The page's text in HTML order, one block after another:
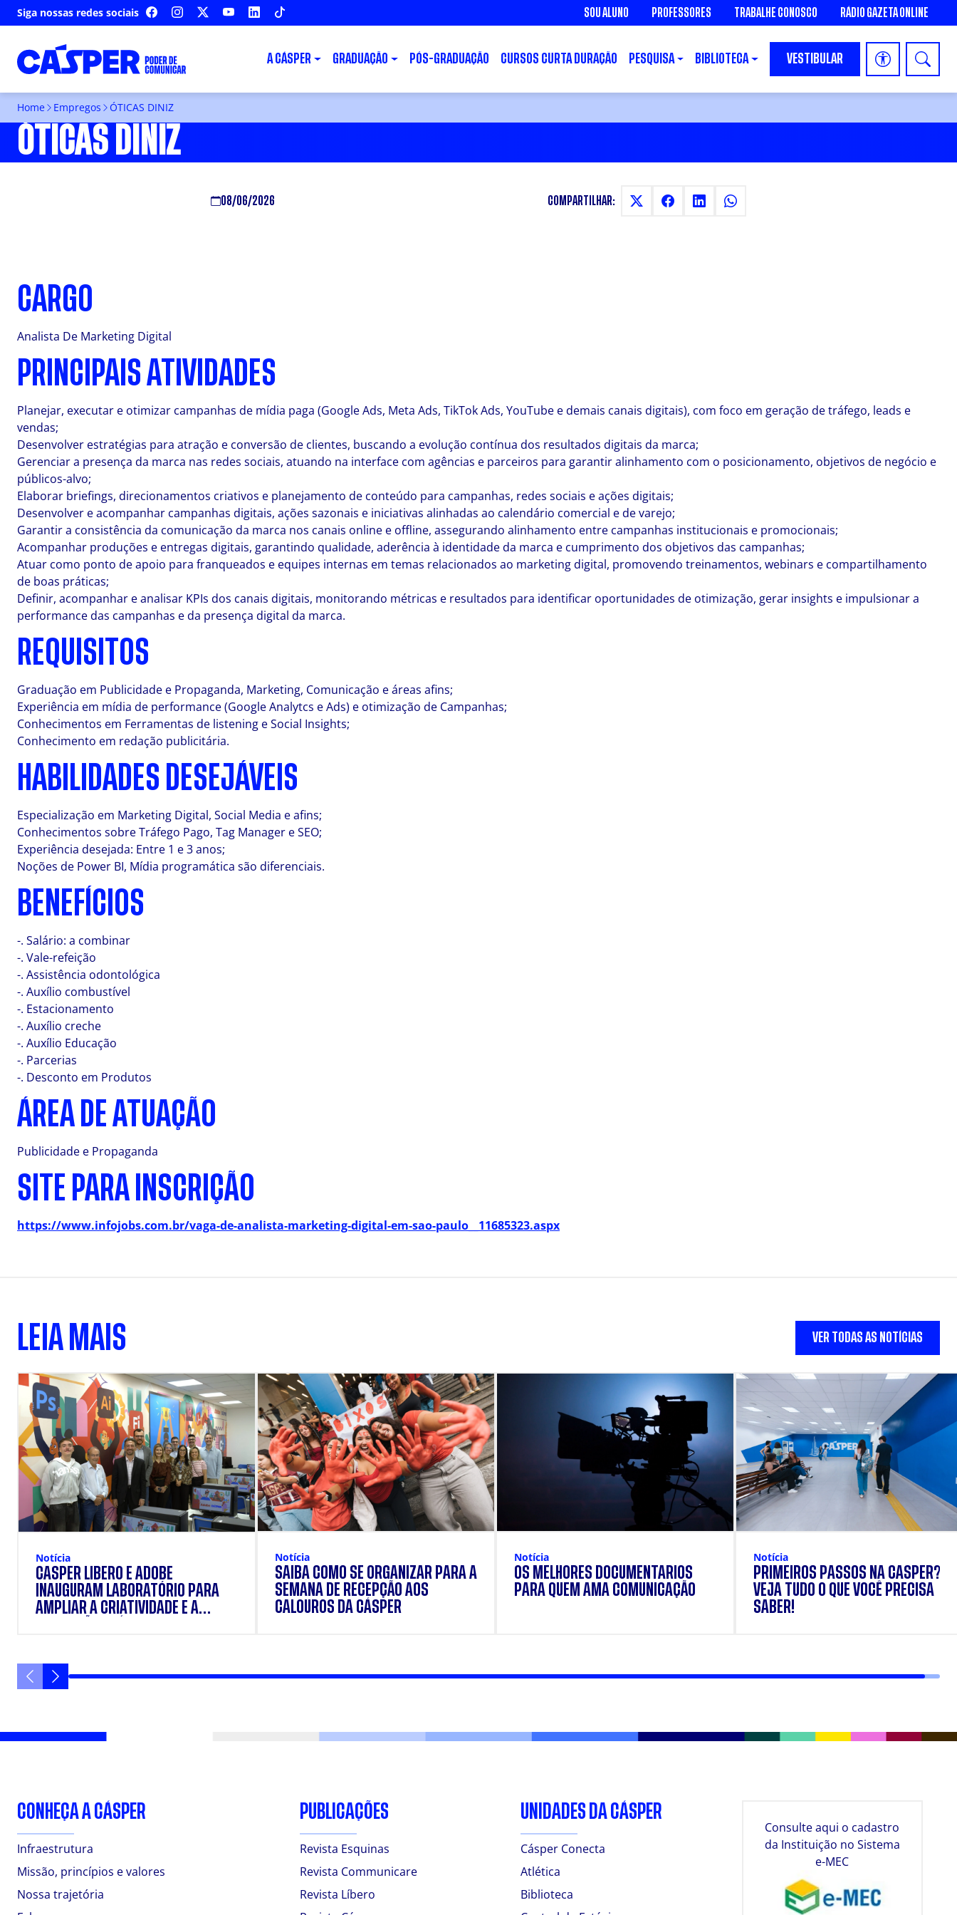
Siga nossas redes sociais FACEBOOKINSTAGRAM YOUTUBELINKEDIN SOU ALUNO PROFESSORES TRABALHE CONOSCO RÁDIO GAZETA ONLINE
A CÁSPER GRADUAÇÃO PÓS-GRADUAÇÃO CURSOS CURTA DURAÇÃO PESQUISA BIBLIOTECA VESTIBULAR
Home Empregos ÓTICAS DINIZ
ÓTICAS DINIZ
08/06/2026 COMPARTILHAR:
CARGO
Analista De Marketing Digital
PRINCIPAIS ATIVIDADES
Planejar, executar e otimizar campanhas de mídia paga (Google Ads, Meta Ads, TikTok Ads, YouTube e demais canais digitais), com foco em geração de tráfego, leads e
vendas;
Desenvolver estratégias para atração e conversão de clientes, buscando a evolução contínua dos resultados digitais da marca;
Gerenciar a presença da marca nas redes sociais, atuando na interface com agências e parceiros para garantir alinhamento com o posicionamento, objetivos de negócio e
públicos-alvo;
Elaborar briefings, direcionamentos criativos e planejamento de conteúdo para campanhas, redes sociais e ações digitais;
Desenvolver e acompanhar campanhas digitais, ações sazonais e iniciativas alinhadas ao calendário comercial e de varejo;
Garantir a consistência da comunicação da marca nos canais online e offline, assegurando alinhamento entre campanhas institucionais e promocionais;
Acompanhar produções e entregas digitais, garantindo qualidade, aderência à identidade da marca e cumprimento dos objetivos das campanhas;
Atuar como ponto de apoio para franqueados e equipes internas em temas relacionados ao marketing digital, promovendo treinamentos, webinars e compartilhamento
de boas práticas;
Definir, acompanhar e analisar KPIs dos canais digitais, monitorando métricas e resultados para identificar oportunidades de otimização, gerar insights e impulsionar a
performance das campanhas e da presença digital da marca.
REQUISITOS
Graduação em Publicidade e Propaganda, Marketing, Comunicação e áreas afins;
Experiência em mídia de performance (Google Analytcs e Ads) e otimização de Campanhas;
Conhecimentos em Ferramentas de listening e Social Insights;
Conhecimento em redação publicitária.
HABILIDADES DESEJÁVEIS
Especialização em Marketing Digital, Social Media e afins;
Conhecimentos sobre Tráfego Pago, Tag Manager e SEO;
Experiência desejada: Entre 1 e 3 anos;
Noções de Power BI, Mídia programática são diferenciais.
BENEFÍCIOS
-. Salário: a combinar
-. Vale-refeição
-. Assistência odontológica
-. Auxílio combustível
-. Estacionamento
-. Auxílio creche
-. Auxílio Educação
-. Parcerias
-. Desconto em Produtos
ÁREA DE ATUAÇÃO
Publicidade e Propaganda
SITE PARA INSCRIÇÃO
https://www.infojobs.com.br/vaga-de-analista-marketing-digital-em-sao-paulo__11685323.aspx
LEIA MAIS VER TODAS AS NOTÍCIAS
Notícia
CÁSPER LÍBERO E ADOBE
INAUGURAM LABORATÓRIO PARA
AMPLIAR A CRIATIVIDADE E A
Notícia
SAIBA COMO SE ORGANIZAR PARA A
SEMANA DE RECEPÇÃO AOS
CALOUROS DA CÁSPER
Notícia
OS MELHORES DOCUMENTÁRIOS
PARA QUEM AMA COMUNICAÇÃO
Notícia
PRIMEIROS PASSOS NA CÁSPER?
VEJA TUDO O QUE VOCÊ PRECISA
SABER!
CONHEÇA A CÁSPER
Infraestrutura
Missão, princípios e valores
Nossa trajetória
PUBLICAÇÕES
Revista Esquinas
Revista Communicare
Revista Líbero
UNIDADES DA CÁSPER
Cásper Conecta
Atlética
Biblioteca
Consulte aqui o cadastro
da Instituição no Sistema
e-MEC